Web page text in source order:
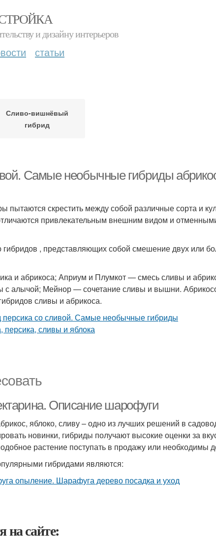
и дизайну интерьеров
статьи
Сливо-вишнёвый
гибрид
Самые необычные гибриды
пытаются скрестить между собой различные сорта и
привлекательным внешним видом и
, представляющих собой смешение двух или
и абрикоса; Априум и Плумкот — смесь сливы и
с алычой; Мейнор — сочетание сливы и вышни.
сливы и абрикоса.
Описание шарофуги
яблоко, сливу – одно из лучших решений в
новинки, гибриды получают высокие оценки за
растение поступать в продажу или необходимы
гибридами являются:
на сайте: